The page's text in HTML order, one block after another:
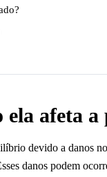
afeta a
devido a danos
danos podem